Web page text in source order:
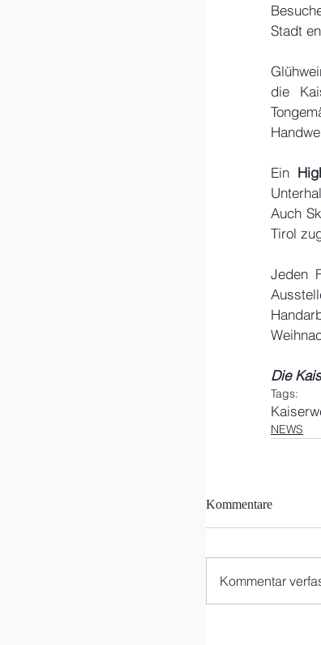
Stadt
die
Ein
Auch
Tirol
Jeden
Die
Tags:
NEWS
Kommentare
Kommentar